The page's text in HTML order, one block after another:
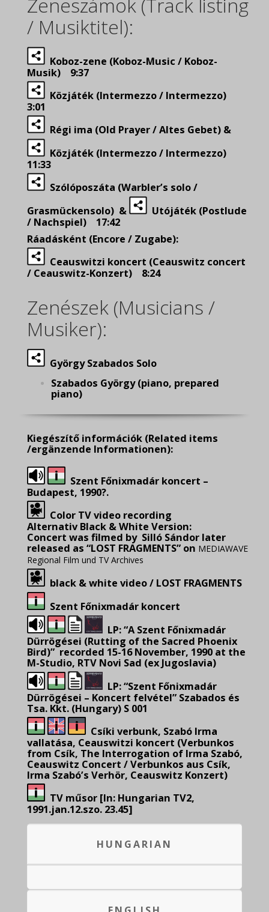
/ Musiktitel):
Koboz-zene (Koboz-Music / Koboz-
Musik) 9:37
Közjáték (Intermezzo / Intermezzo)
3:01
Régi ima (Old Prayer / Altes Gebet) &
Közjáték (Intermezzo / Intermezzo)
11:33
Szólóposzáta (Warbler’s solo /
Grasmückensolo) &
Utójáték (Postlude
/ Nachspiel) 17:42
Ráadásként (Encore / Zugabe):
Ceauswitzi koncert (Ceauswitz concert
/ Ceauswitz-Konzert) 8:24
Zenészek (Musicians /
Musiker):
György Szabados Solo
Szabados György (piano, prepared
piano)
Kiegészítő információk (Related items
/ergänzende Informationen):
Szent Főnixmadár koncert –
Budapest, 1990?.
Color TV video recording
Alternativ Black & White Version:
Concert was filmed by Silló Sándor later
released as “LOST FRAGMENTS” on MEDIAWAVE
Regional Film und TV Archives
black & white video / LOST FRAGMENTS
Szent Főnixmadár koncert
LP: “A Szent Főnixmadár
Dürrögései (Rutting of the Sacred Phoenix
Bird)” recorded 15-16 November, 1990 at the
M-Studio, RTV Novi Sad (ex Jugoslavia)
LP: “Szent Főnixmadár
Dürrögései – Koncert felvétel” Szabados és
Tsa. Kkt. (Hungary) S 001
Csíki verbunk, Szabó Irma
vallatása, Ceauswitzi koncert (Verbunkos
from Csík, The Interrogation of Irma Szabó,
Ceauswitz Concert / Verbunkos aus Csík,
Irma Szabó’s Verhör, Ceauswitz Konzert)
TV műsor [In: Hungarian TV2,
1991.jan.12.szo. 23.45]
HUNGARIAN